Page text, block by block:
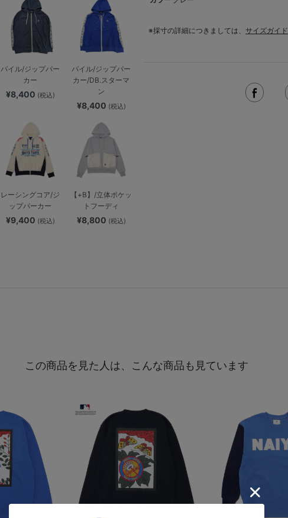
パイル/ジップパー
カー
¥8,400 (税込)
パイル/ジップパー
カー/DB.スターマ
ン
¥8,400 (税込)
レーシングコア/ジ
ップパーカー
¥9,400 (税込)
【+B】/立体ポケッ
トフーディ
¥8,800 (税込)
※採寸の詳細につきましては、 サイズガイド
この商品を見た人は、こんな商品も見ています